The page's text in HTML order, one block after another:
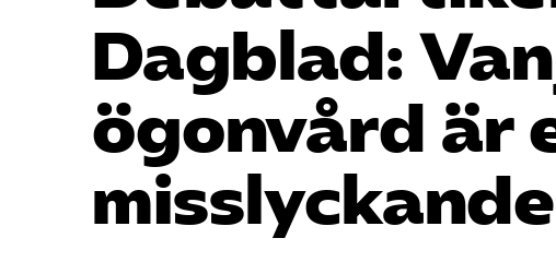
Dagblad:
ögonvård är
misslyckande